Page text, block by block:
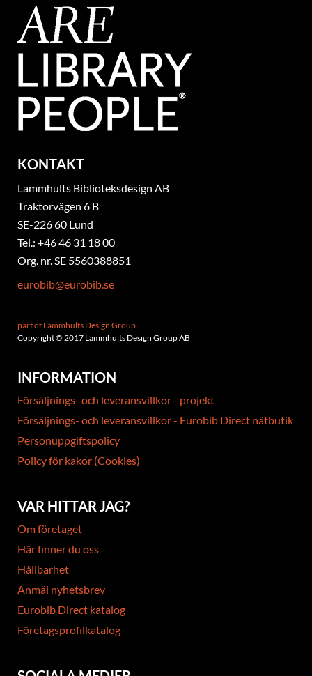
KONTAKT
Lammhults Biblioteksdesign AB
Traktorvägen 6 B
SE-226 60 Lund
Tel.: +46 46 31 18 00
Org. nr. SE 5560388851
eurobib@eurobib.se
part of Lammhults Design Group
Copyright © 2017 Lammhults Design Group AB
INFORMATION
Försäljnings- och leveransvillkor - projekt
Försäljnings- och leveransvillkor - Eurobib Direct nätbutik
Personuppgiftspolicy
Policy för kakor (Cookies)
VAR HITTAR JAG?
Om företaget
Här finner du oss
Hållbarhet
Anmäl nyhetsbrev
Eurobib Direct katalog
Företagsprofilkatalog